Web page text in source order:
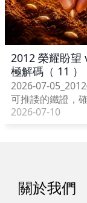
2012 榮耀盼
極解碼（ 11 ）
2026-07-
可推諉的鐵證，
2026-07-10
關於我們